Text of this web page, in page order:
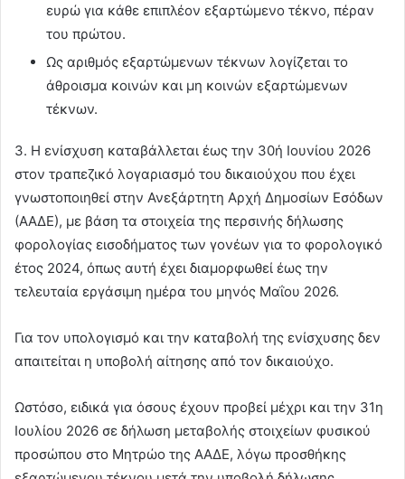
ευρώ για κάθε επιπλέον εξαρτώμενο τέκνο, πέραν
του πρώτου.
Ως αριθμός εξαρτώμενων τέκνων λογίζεται το
άθροισμα κοινών και μη κοινών εξαρτώμενων
τέκνων.
3. Η ενίσχυση καταβάλλεται έως την 30ή Ιουνίου 2026
στον τραπεζικό λογαριασμό του δικαιούχου που έχει
γνωστοποιηθεί στην Ανεξάρτητη Αρχή Δημοσίων Εσόδων
(ΑΑΔΕ), με βάση τα στοιχεία της περσινής δήλωσης
φορολογίας εισοδήματος των γονέων για το φορολογικό
έτος 2024, όπως αυτή έχει διαμορφωθεί έως την
τελευταία εργάσιμη ημέρα του μηνός Μαΐου 2026.
Για τον υπολογισμό και την καταβολή της ενίσχυσης δεν
απαιτείται η υποβολή αίτησης από τον δικαιούχο.
Ωστόσο, ειδικά για όσους έχουν προβεί μέχρι και την 31η
Ιουλίου 2026 σε δήλωση μεταβολής στοιχείων φυσικού
προσώπου στο Μητρώο της ΑΑΔΕ, λόγω προσθήκης